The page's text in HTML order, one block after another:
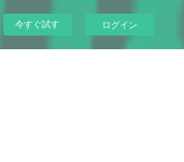
今すぐ試す ログイン